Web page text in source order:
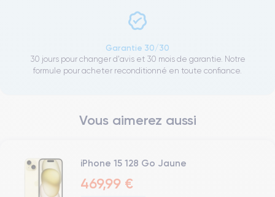
Garantie 30/30
30 jours pour changer d'avis et 30 mois de garantie. Notre
formule pour acheter reconditionné en toute confiance.
Vous aimerez aussi
iPhone 15 128 Go Jaune
469,99 €